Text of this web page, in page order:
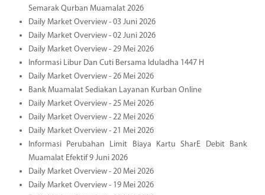
Semarak Qurban Muamalat 2026
Daily Market Overview - 03 Juni 2026
Daily Market Overview - 02 Juni 2026
Daily Market Overview - 29 Mei 2026
Informasi Libur Dan Cuti Bersama Iduladha 1447 H
Daily Market Overview - 26 Mei 2026
Bank Muamalat Sediakan Layanan Kurban Online
Daily Market Overview - 25 Mei 2026
Daily Market Overview - 22 Mei 2026
Daily Market Overview - 21 Mei 2026
Informasi Perubahan Limit Biaya Kartu SharE Debit Bank
Muamalat Efektif 9 Juni 2026
Daily Market Overview - 20 Mei 2026
Daily Market Overview - 19 Mei 2026